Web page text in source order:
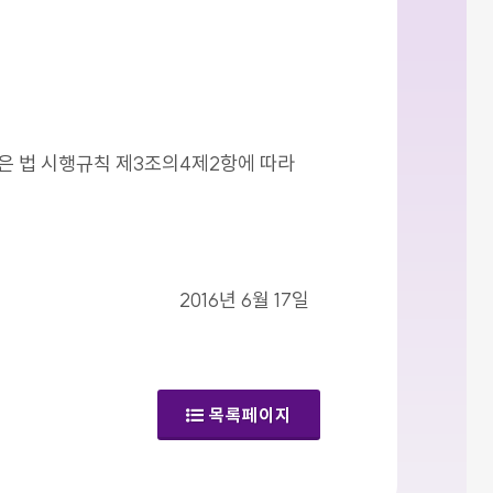
법 시행규칙 제3조의4제2항에 따라
2016년 6월 17일
목록페이지